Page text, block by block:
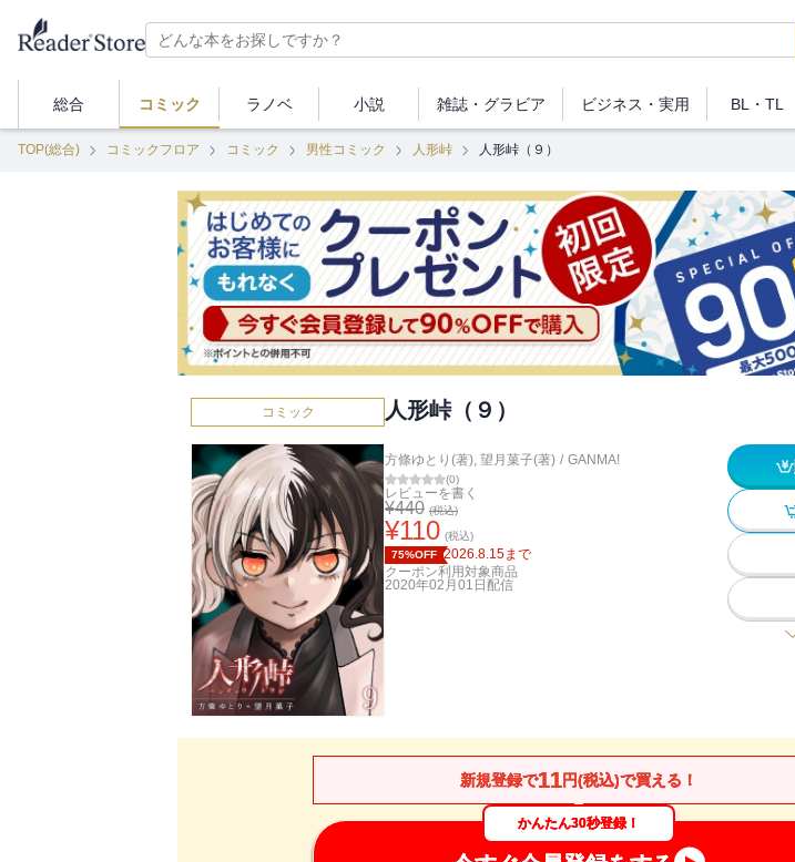
総合 コミック ラノベ 小説 雑誌・ グラビア ビジネス ・実用 BL・TL
TOP(総合) コミックフロア コミック 男性コミック 人形峠 人形峠（９）
コミック 人形峠（９）
方條ゆとり(著), 望月菓子(著) / GANMA!
(0)
レビューを書く
¥440 (税込)
¥110 (税込)
75%OFF 2026.8.15まで
クーポン利用対象商品
2020年02月01日 配信
新規登録で11円(税込)で買える！
かんたん30秒登録！